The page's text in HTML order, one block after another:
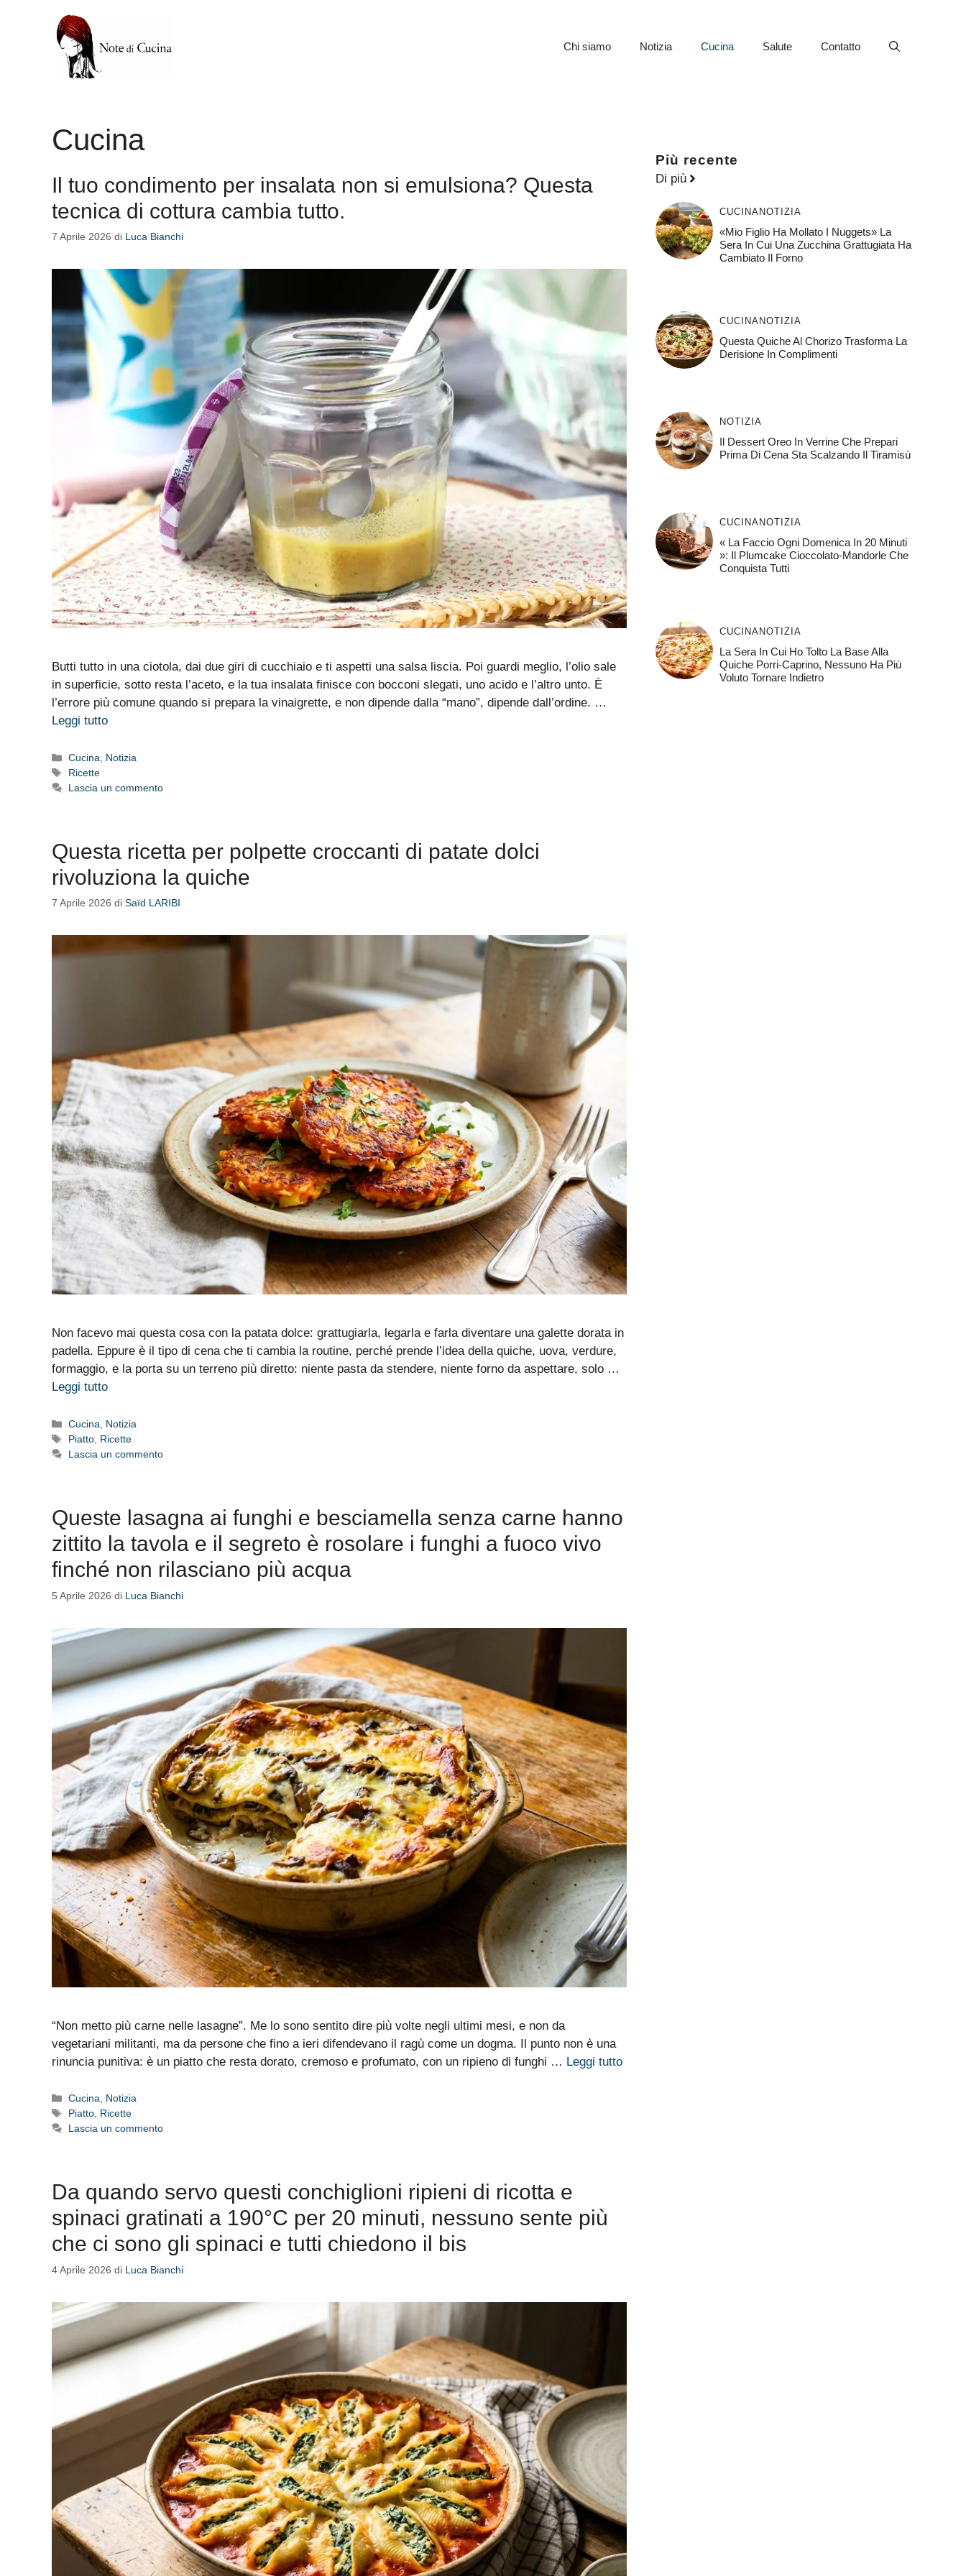
Chi siamo Notizia Cucina Salute Contatto
Cucina
Il tuo condimento per insalata non si emulsiona? Questa
tecnica di cottura cambia tutto.
7 Aprile 2026 di Luca Bianchi
Butti tutto in una ciotola, dai due giri di cucchiaio e ti aspetti una salsa liscia. Poi guardi meglio, l’olio sale
in superficie, sotto resta l’aceto, e la tua insalata finisce con bocconi slegati, uno acido e l’altro unto. È
l’errore più comune quando si prepara la vinaigrette, e non dipende dalla “mano”, dipende dall’ordine. …
Leggi tutto
Categorie
Cucina, Notizia
Tag
Ricette
Lascia un commento
Questa ricetta per polpette croccanti di patate dolci
rivoluziona la quiche
7 Aprile 2026 di Saïd LARIBI
Non facevo mai questa cosa con la patata dolce: grattugiarla, legarla e farla diventare una galette dorata in
padella. Eppure è il tipo di cena che ti cambia la routine, perché prende l’idea della quiche, uova, verdure,
formaggio, e la porta su un terreno più diretto: niente pasta da stendere, niente forno da aspettare, solo …
Leggi tutto
Categorie
Cucina, Notizia
Tag
Piatto, Ricette
Lascia un commento
Queste lasagna ai funghi e besciamella senza carne hanno
zittito la tavola e il segreto è rosolare i funghi a fuoco vivo
finché non rilasciano più acqua
5 Aprile 2026 di Luca Bianchi
“Non metto più carne nelle lasagne”. Me lo sono sentito dire più volte negli ultimi mesi, e non da
vegetariani militanti, ma da persone che fino a ieri difendevano il ragù come un dogma. Il punto non è una
rinuncia punitiva: è un piatto che resta dorato, cremoso e profumato, con un ripieno di funghi … Leggi tutto
Categorie
Cucina, Notizia
Tag
Piatto, Ricette
Lascia un commento
Da quando servo questi conchiglioni ripieni di ricotta e
spinaci gratinati a 190°C per 20 minuti, nessuno sente più
che ci sono gli spinaci e tutti chiedono il bis
4 Aprile 2026 di Luca Bianchi
Più recente
Di più
CUCINA NOTIZIA
«Mio Figlio Ha Mollato I Nuggets» La
Sera In Cui Una Zucchina Grattugiata Ha
Cambiato Il Forno
CUCINA NOTIZIA
Questa Quiche Al Chorizo ​​trasforma La
Derisione In Complimenti
NOTIZIA
Il Dessert Oreo In Verrine Che Prepari
Prima Di Cena Sta Scalzando Il Tiramisù
CUCINA NOTIZIA
« La Faccio Ogni Domenica In 20 Minuti
»: Il Plumcake Cioccolato-Mandorle Che
Conquista Tutti
CUCINA NOTIZIA
La Sera In Cui Ho Tolto La Base Alla
Quiche Porri-Caprino, Nessuno Ha Più
Voluto Tornare Indietro